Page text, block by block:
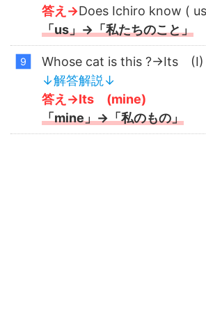
答え→Does Ichiro know (
「us」→「私たちのこと」
Whose cat is this ?→Its (I)
↓解答解説↓
答え →Its (mine)
「mine」→「私のもの」